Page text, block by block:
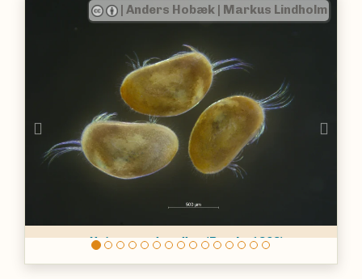
| Anders Hobæk | Markus Lindholm
Heterocypris salina(Brady, 1868)
Previous